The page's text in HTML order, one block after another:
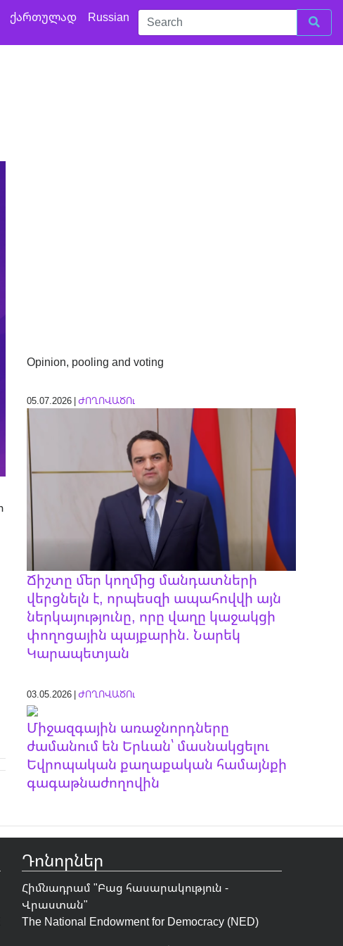
ქართულად Russian
Opinion, pooling and voting
05.07.2026 |ԺՈՂՈՎԱԾՈւ
Ճիշտը մեր կողմից մանդատների
վերցնելն է, որպեսզի ապահովվի այն
ներկայությունը, որը վաղը կաջակցի
փողոցային պայքարին. Նարեկ
Կարապետյան
03.05.2026 |ԺՈՂՈՎԱԾՈւ
Միջազգային առաջնորդները
ժամանում են Երևան՝ մասնակցելու
Եվրոպական քաղաքական համայնքի
գագաթնաժողովին
Դոնորներ
Հիմնադրամ "Բաց հասարակություն -
Վրաստան"
The National Endowment for Democracy (NED)